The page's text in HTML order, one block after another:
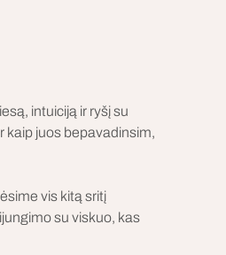
intuiciją ir ryšį su
kaip juos bepavadinsim,
vis kitą sritį
su viskuo, kas